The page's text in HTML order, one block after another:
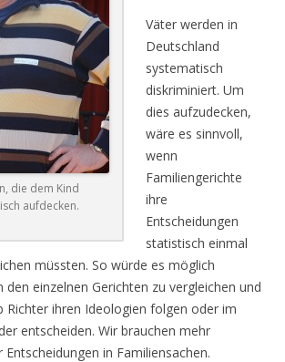
die dem Kind
aufdecken.
Väter werden in
Deutschland
systematisch
diskriminiert. Um
dies aufzudecken,
wäre es sinnvoll,
wenn
Familiengerichte
ihre
Entscheidungen
statistisch einmal
müssten. So würde es möglich
den einzelnen Gerichten zu vergleichen und
Richter ihren Ideologien folgen oder im
entscheiden. Wir brauchen mehr
Entscheidungen in Familiensachen.